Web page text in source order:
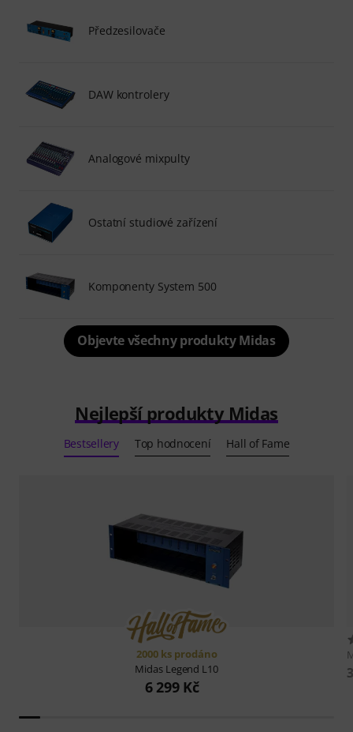
Předzesilovače
DAW kontrolery
Analogové mixpulty
Ostatní studiové zařízení
Komponenty System 500
Objevte všechny produkty Midas
Nejlepší produkty Midas
Bestsellery Top hodnocení Hall of Fame
2000 ks prodáno
Midas Legend L10
6 299 Kč